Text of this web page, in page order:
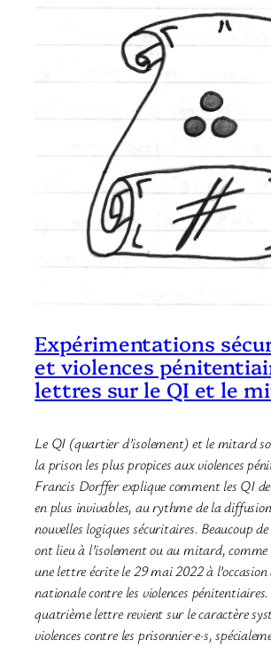
Expérimentations
et violences
lettres sur le QI et le
Le QI (quartier d’isolement) et le mitard
la prison les plus propices aux violences
Francis Dorffer explique comment les QI
en plus invivables, au rythme de la
nouvelles logiques sécuritaires. Beaucoup
ont lieu à l’isolement ou au mitard,
une lettre écrite le 29 mai 2022 à
nationale contre les violences
quatrième lettre revient sur le caractère
violences contre les prisonnier·e·s,